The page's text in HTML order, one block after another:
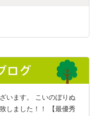
います。 こいのぼりぬ
しました！！ 【最優秀